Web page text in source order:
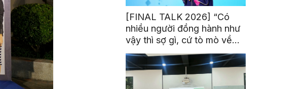
[FINAL TALK 2026] “Có
nhiều người đồng hành như
vậy thì sợ gì, cứ tò mò về
thế giới thôi”